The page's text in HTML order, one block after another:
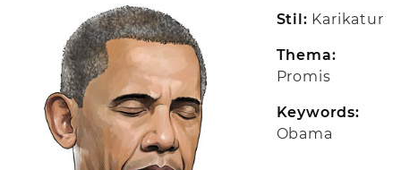
Stil: Karikatur
Thema:
Promis
Keywords:
Obama